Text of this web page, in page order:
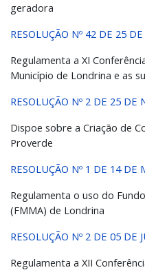
geradora
RESOLUÇÃO Nº 42 DE 25
Regulamenta a XI
Município de Londrina e as
RESOLUÇÃO Nº 2 DE 25 DE
Dispoe sobre a Criação de
Proverde
RESOLUÇÃO Nº 1 DE 14 DE
Regulamenta o uso do
(FMMA) de Londrina
RESOLUÇÃO Nº 2 DE 05 DE
Regulamenta a XII